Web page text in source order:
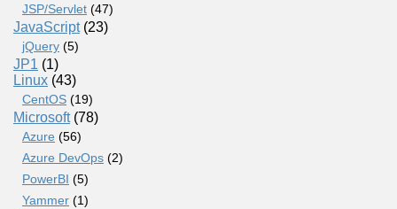
JSP/Servlet (47)
JavaScript(23)
jQuery (5)
JP1 (1)
Linux (43)
CentOS (19)
Microsoft(78)
Azure (56)
Azure DevOps (2)
PowerBI (5)
Yammer (1)